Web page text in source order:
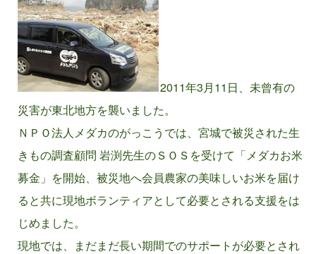
2011年3月11日、未曾有の
災害が東北地方を襲いました。
ＮＰＯ法人メダカのがっこうでは、宮城で被災された生
きもの調査顧問 岩渕先生のＳＯＳを受けて「メダカお米
募金」を開始、被災地へ会員農家の美味しいお米を届け
ると共に現地ボランティアとして必要とされる支援をは
じめました。
現地では、まだまだ長い期間でのサポートが必要とされ